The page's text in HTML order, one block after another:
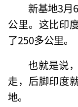
新基地3月
公里。这比印
了250多公里。
也就是说
走，后脚印度
地。